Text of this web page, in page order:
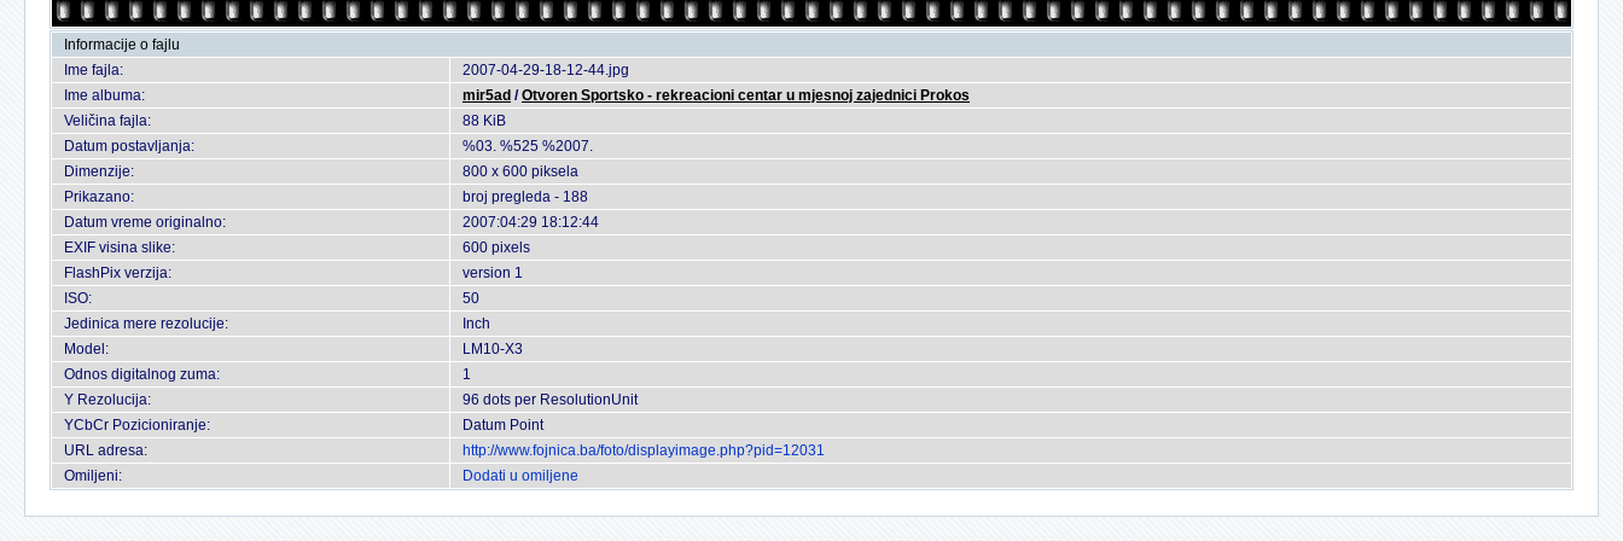
Informacije o fajlu
Ime fajla:
2007-04-29-18-12-44.jpg
Ime albuma:
mir5ad /Otvoren Sportsko - rekreacioni centar u mjesnoj zajednici Prokos
Veličina fajla:
88 KiB
Datum postavljanja:
%03. %525 %2007.
Dimenzije:
800 x 600 piksela
Prikazano:
broj pregleda - 188
Datum vreme originalno:
2007:04:29 18:12:44
EXIF visina slike:
600 pixels
FlashPix verzija:
version 1
ISO:
50
Jedinica mere rezolucije:
Inch
Model:
LM10-X3
Odnos digitalnog zuma:
1
Y Rezolucija:
96 dots per ResolutionUnit
YCbCr Pozicioniranje:
Datum Point
URL adresa:
http://www.fojnica.ba/foto/displayimage.php?pid=12031
Omiljeni:
Dodati u omiljene